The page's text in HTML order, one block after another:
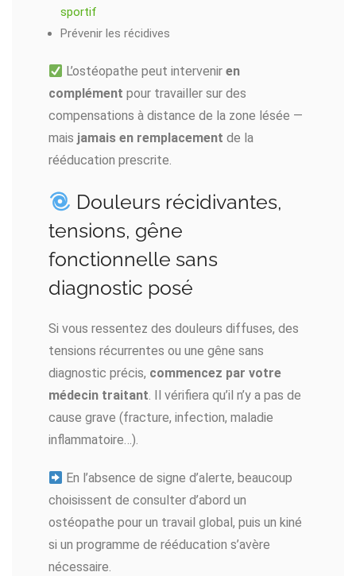
sportif
Prévenir les récidives
L’ostéopathe peut interveniren
complément pour travailler sur des
compensations à distance de la zone lésée —
mais jamais en remplacement de la
rééducation prescrite.
Douleurs récidivantes,
tensions, gêne
fonctionnelle sans
diagnostic posé
Si vous ressentez des douleurs diffuses, des
tensions récurrentes ou une gêne sans
diagnostic précis, commencez par votre
médecin traitant. Il vérifiera qu’il n’y a pas de
cause grave (fracture, infection, maladie
inflammatoire…).
En l’absence de signe d’alerte, beaucoup
choisissent de consulter d’abord un
ostéopathe pour un travail global, puis un kiné
si un programme de rééducation s’avère
nécessaire.